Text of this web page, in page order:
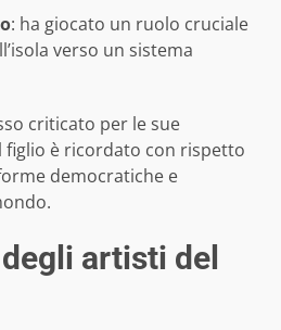
: ha giocato un ruolo cruciale
verso un sistema
criticato per le sue
è ricordato con rispetto
democratiche e
degli artisti del